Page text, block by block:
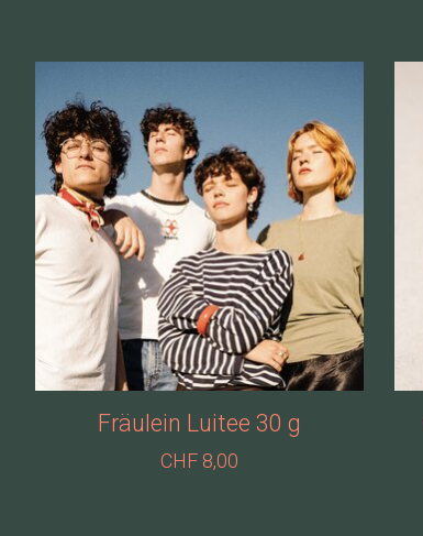
Fräulein Luitee 30 g
CHF 8,00